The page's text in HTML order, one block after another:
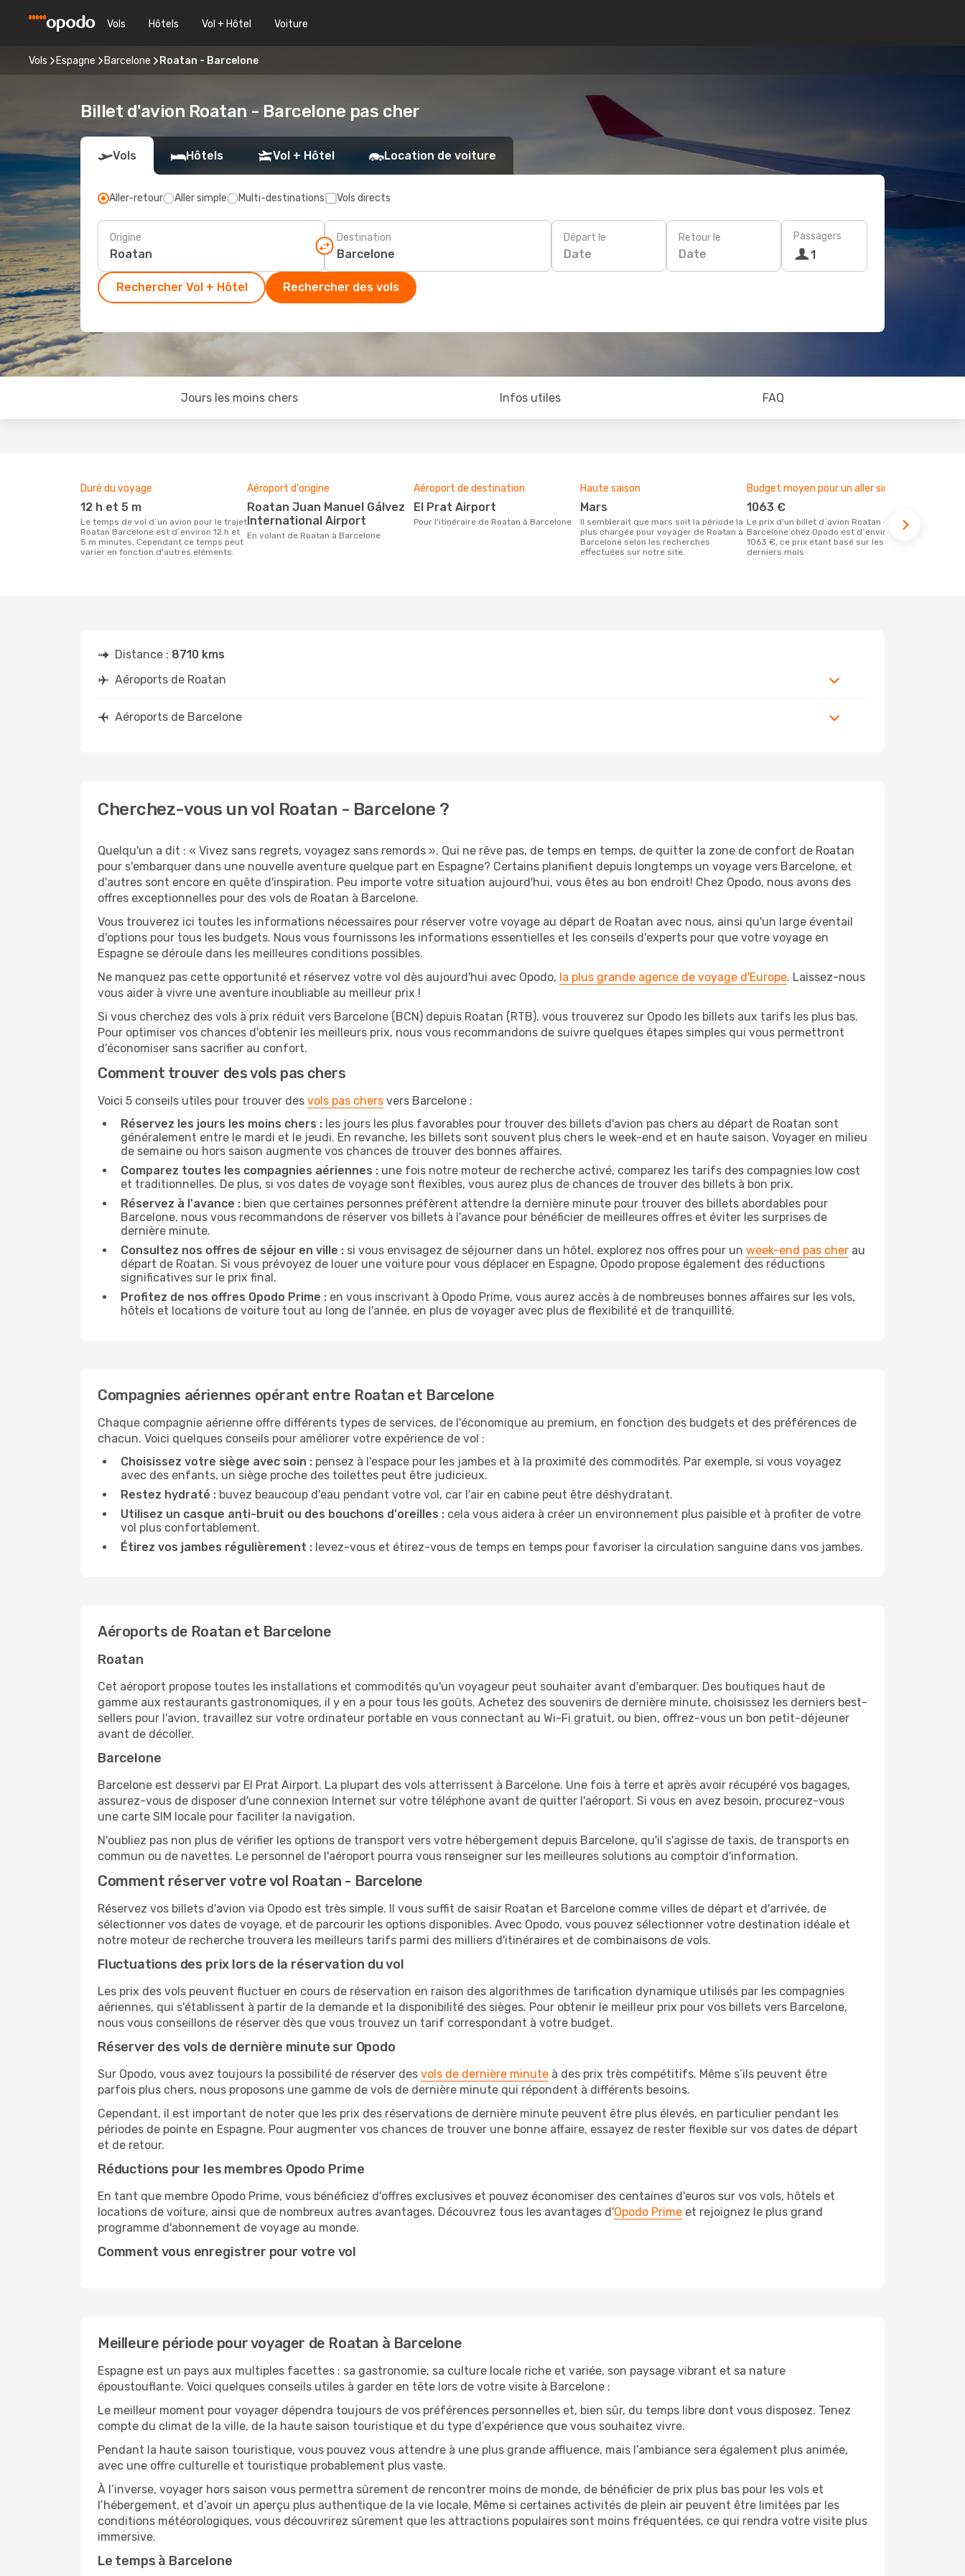
Vols Hôtels Vol + Hôtel Voiture
Vols Espagne Barcelone Roatan - Barcelone
Billet d'avion Roatan - Barcelone pas cher
Vols Hôtels Vol + Hôtel Location de voiture
Aller-retour Aller simple Multi-destinations Vols directs
Origine Destination Départ le
Date
Retour le
Date
Passagers
1
Rechercher Vol + Hôtel Rechercher des vols
Jours les moins chers Infos utiles FAQ
Duré du voyage
12 h et 5 m
Le temps de vol d´un avion pour le trajet
Roatan Barcelone est d´environ 12 h et
5 m minutes, Cependant ce temps peut
varier en fonction d'autres eléments.
Aéroport d'origine
Roatan Juan Manuel Gálvez
International Airport
En volant de Roatan à Barcelone
Aéroport de destination
El Prat Airport
Pour l'itinéraire de Roatan à Barcelone
Haute saison
mars
Il semblerait que mars soit la période la
plus chargée pour voyager de Roatan à
Barcelone selon les recherches
effectuées sur notre site.
Budget moyen pour un aller simple
1063 €
Le prix d'un billet d´avion Roatan -
Barcelone chez Opodo est d´environ
1063 €, ce prix étant basé sur les 6
derniers mois
Distance : 8710 kms
Aéroports de Roatan
Aéroports de Barcelone
Cherchez-vous un vol Roatan - Barcelone ?
Quelqu'un a dit : « Vivez sans regrets, voyagez sans remords ». Qui ne rêve pas, de temps en temps, de quitter la zone de confort de Roatan
pour s'embarquer dans une nouvelle aventure quelque part en Espagne? Certains planifient depuis longtemps un voyage vers Barcelone, et
d'autres sont encore en quête d'inspiration. Peu importe votre situation aujourd'hui, vous êtes au bon endroit! Chez Opodo, nous avons des
offres exceptionnelles pour des vols de Roatan à Barcelone.
Vous trouverez ici toutes les informations nécessaires pour réserver votre voyage au départ de Roatan avec nous, ainsi qu'un large éventail
d'options pour tous les budgets. Nous vous fournissons les informations essentielles et les conseils d'experts pour que votre voyage en
Espagne se déroule dans les meilleures conditions possibles.
Ne manquez pas cette opportunité et réservez votre vol dès aujourd'hui avec Opodo, la plus grande agence de voyage d'Europe. Laissez-nous
vous aider à vivre une aventure inoubliable au meilleur prix !
Si vous cherchez des vols à prix réduit vers Barcelone (BCN) depuis Roatan (RTB), vous trouverez sur Opodo les billets aux tarifs les plus bas.
Pour optimiser vos chances d'obtenir les meilleurs prix, nous vous recommandons de suivre quelques étapes simples qui vous permettront
d'économiser sans sacrifier au confort.
Comment trouver des vols pas chers
Voici 5 conseils utiles pour trouver des vols pas chers vers Barcelone :
Réservez les jours les moins chers : les jours les plus favorables pour trouver des billets d'avion pas chers au départ de Roatan sont
généralement entre le mardi et le jeudi. En revanche, les billets sont souvent plus chers le week-end et en haute saison. Voyager en milieu
de semaine ou hors saison augmente vos chances de trouver des bonnes affaires.
Comparez toutes les compagnies aériennes : une fois notre moteur de recherche activé, comparez les tarifs des compagnies low cost
et traditionnelles. De plus, si vos dates de voyage sont flexibles, vous aurez plus de chances de trouver des billets à bon prix.
Réservez à l'avance : bien que certaines personnes préfèrent attendre la dernière minute pour trouver des billets abordables pour
Barcelone, nous vous recommandons de réserver vos billets à l'avance pour bénéficier de meilleures offres et éviter les surprises de
dernière minute.
Consultez nos offres de séjour en ville : si vous envisagez de séjourner dans un hôtel, explorez nos offres pour un week-end pas cher au
départ de Roatan. Si vous prévoyez de louer une voiture pour vous déplacer en Espagne, Opodo propose également des réductions
significatives sur le prix final.
Profitez de nos offres Opodo Prime : en vous inscrivant à Opodo Prime, vous aurez accès à de nombreuses bonnes affaires sur les vols,
hôtels et locations de voiture tout au long de l'année, en plus de voyager avec plus de flexibilité et de tranquillité.
Compagnies aériennes opérant entre Roatan et Barcelone
Chaque compagnie aérienne offre différents types de services, de l'économique au premium, en fonction des budgets et des préférences de
chacun. Voici quelques conseils pour améliorer votre expérience de vol :
Choisissez votre siège avec soin : pensez à l'espace pour les jambes et à la proximité des commodités. Par exemple, si vous voyagez
avec des enfants, un siège proche des toilettes peut être judicieux.
Restez hydraté : buvez beaucoup d'eau pendant votre vol, car l'air en cabine peut être déshydratant.
Utilisez un casque anti-bruit ou des bouchons d'oreilles : cela vous aidera à créer un environnement plus paisible et à profiter de votre
vol plus confortablement.
Étirez vos jambes régulièrement : levez-vous et étirez-vous de temps en temps pour favoriser la circulation sanguine dans vos jambes.
Aéroports de Roatan et Barcelone
Roatan
Cet aéroport propose toutes les installations et commodités qu'un voyageur peut souhaiter avant d'embarquer. Des boutiques haut de
gamme aux restaurants gastronomiques, il y en a pour tous les goûts. Achetez des souvenirs de dernière minute, choisissez les derniers best-
sellers pour l'avion, travaillez sur votre ordinateur portable en vous connectant au Wi-Fi gratuit, ou bien, offrez-vous un bon petit-déjeuner
avant de décoller.
Barcelone
Barcelone est desservi par El Prat Airport. La plupart des vols atterrissent à Barcelone. Une fois à terre et après avoir récupéré vos bagages,
assurez-vous de disposer d'une connexion Internet sur votre téléphone avant de quitter l'aéroport. Si vous en avez besoin, procurez-vous
une carte SIM locale pour faciliter la navigation.
N'oubliez pas non plus de vérifier les options de transport vers votre hébergement depuis Barcelone, qu'il s'agisse de taxis, de transports en
commun ou de navettes. Le personnel de l'aéroport pourra vous renseigner sur les meilleures solutions au comptoir d'information.
Comment réserver votre vol Roatan - Barcelone
Réservez vos billets d'avion via Opodo est très simple. Il vous suffit de saisir Roatan et Barcelone comme villes de départ et d'arrivée, de
sélectionner vos dates de voyage, et de parcourir les options disponibles. Avec Opodo, vous pouvez sélectionner votre destination idéale et
notre moteur de recherche trouvera les meilleurs tarifs parmi des milliers d'itinéraires et de combinaisons de vols.
Fluctuations des prix lors de la réservation du vol
Les prix des vols peuvent fluctuer en cours de réservation en raison des algorithmes de tarification dynamique utilisés par les compagnies
aériennes, qui s'établissent à partir de la demande et la disponibilité des sièges. Pour obtenir le meilleur prix pour vos billets vers Barcelone,
nous vous conseillons de réserver dès que vous trouvez un tarif correspondant à votre budget.
Réserver des vols de dernière minute sur Opodo
Sur Opodo, vous avez toujours la possibilité de réserver des vols de dernière minute à des prix très compétitifs. Même s’ils peuvent être
parfois plus chers, nous proposons une gamme de vols de dernière minute qui répondent à différents besoins.
Cependant, il est important de noter que les prix des réservations de dernière minute peuvent être plus élevés, en particulier pendant les
périodes de pointe en Espagne. Pour augmenter vos chances de trouver une bonne affaire, essayez de rester flexible sur vos dates de départ
et de retour.
Réductions pour les membres Opodo Prime
En tant que membre Opodo Prime, vous bénéficiez d'offres exclusives et pouvez économiser des centaines d'euros sur vos vols, hôtels et
locations de voiture, ainsi que de nombreux autres avantages. Découvrez tous les avantages d'Opodo Prime et rejoignez le plus grand
programme d'abonnement de voyage au monde.
Comment vous enregistrer pour votre vol
Meilleure période pour voyager de Roatan à Barcelone
Espagne est un pays aux multiples facettes : sa gastronomie, sa culture locale riche et variée, son paysage vibrant et sa nature
époustouflante. Voici quelques conseils utiles à garder en tête lors de votre visite à Barcelone :
Le meilleur moment pour voyager dépendra toujours de vos préférences personnelles et, bien sûr, du temps libre dont vous disposez. Tenez
compte du climat de la ville, de la haute saison touristique et du type d’expérience que vous souhaitez vivre.
Pendant la haute saison touristique, vous pouvez vous attendre à une plus grande affluence, mais l’ambiance sera également plus animée,
avec une offre culturelle et touristique probablement plus vaste.
À l’inverse, voyager hors saison vous permettra sûrement de rencontrer moins de monde, de bénéficier de prix plus bas pour les vols et
l’hébergement, et d’avoir un aperçu plus authentique de la vie locale. Même si certaines activités de plein air peuvent être limitées par les
conditions météorologiques, vous découvrirez sûrement que les attractions populaires sont moins fréquentées, ce qui rendra votre visite plus
immersive.
Le temps à Barcelone